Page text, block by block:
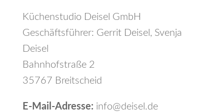
Küchenstudio Deisel GmbH
Geschäftsführer: Gerrit Deisel, Svenja
Deisel
Bahnhofstraße 2
35767 Breitscheid
E-Mail-Adresse: info@deisel.de